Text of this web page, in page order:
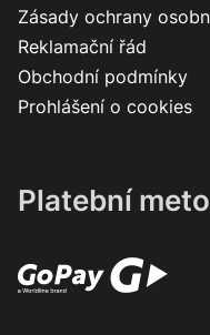
Zásady ochrany
Reklamační řád
Obchodní podmínky
Prohlášení o cookies
Platební